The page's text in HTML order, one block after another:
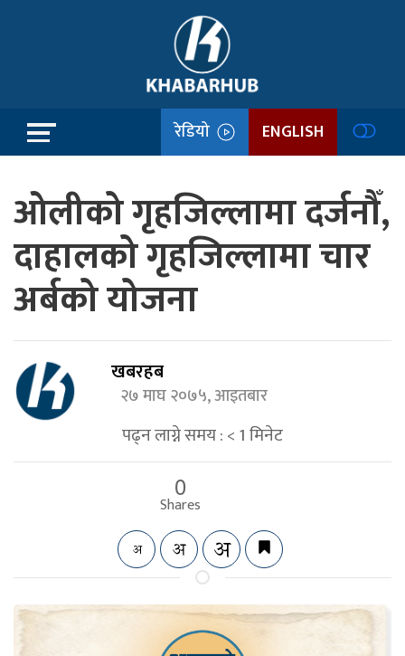
रेडियो ENGLISH
ओलीको गृहजिल्लामा दर्जनौँ,
दाहालको गृहजिल्लामा चार
अर्बको योजना
खबरहब
२७ माघ २०७५, आइतबार
पढ्न लाग्ने समय :< 1मिनेट
0
Shares